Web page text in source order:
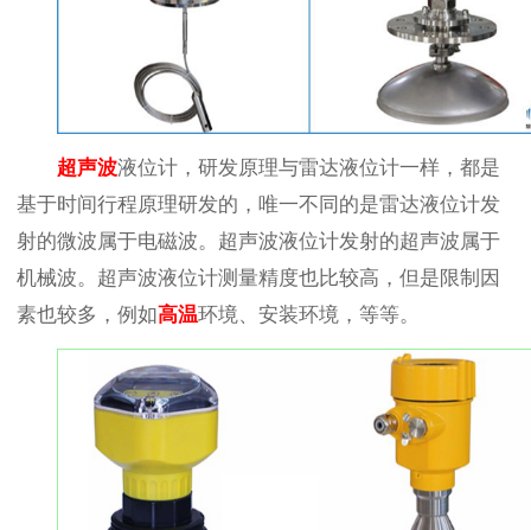
超声波液位计，研发原理与雷达液位计一样，都是
基于时间行程原理研发的，唯一不同的是雷达液位计发
射的微波属于电磁波。超声波液位计发射的超声波属于
机械波。超声波液位计测量精度也比较高，但是限制因
素也较多，例如高温环境、安装环境，等等。